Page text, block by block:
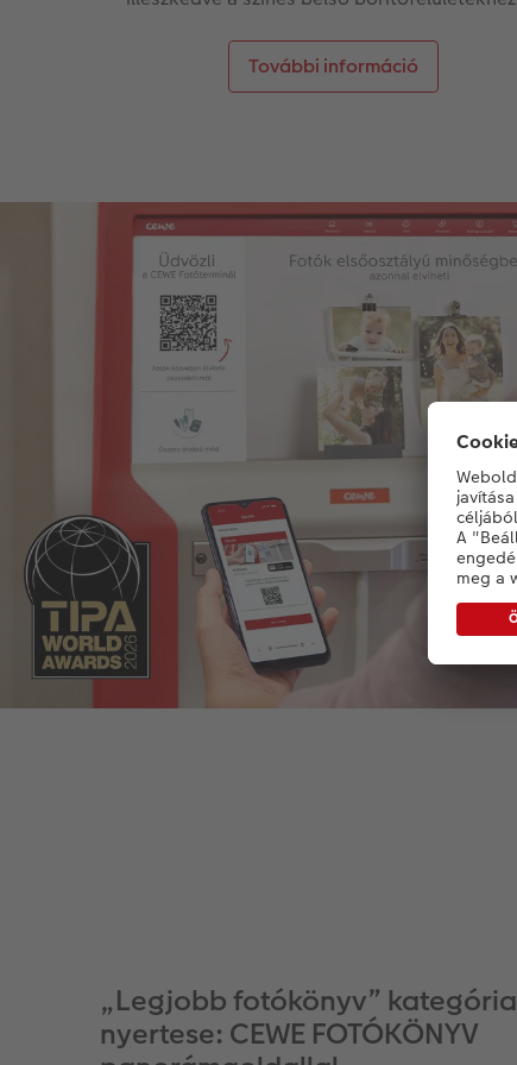
További információ
„Legjobb fotókönyv” kategória
nyertese: CEWE FOTÓKÖNYV